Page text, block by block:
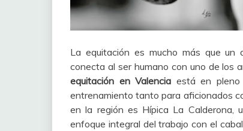
La equitación es mucho más que un
conecta al ser humano con uno de los
equitación en Valencia está en pleno
entrenamiento tanto para aficionados
en la región es Hípica La Calderona,
enfoque integral del trabajo con el